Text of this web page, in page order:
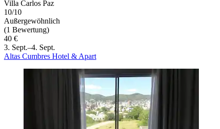
Villa Carlos Paz
10/10
Außergewöhnlich
(1 Bewertung)
40 €
3. Sept.–4. Sept.
Altas Cumbres Hotel & Apart